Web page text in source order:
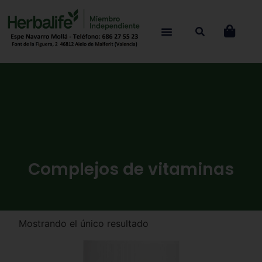
Complejos de vitaminas
Mostrando el único resultado